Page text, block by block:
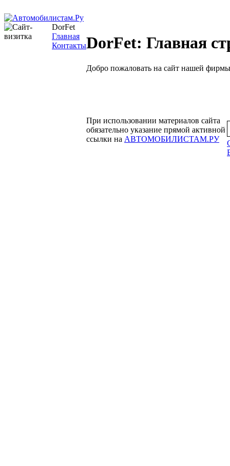
DorFet
Главная
КонтактыDorFet: Главная
Добро пожаловать на сайт нашей
При использовании материалов сайта
обязательно указание прямой активной
ссылки на АВТОМОБИЛИСТАМ.РУ